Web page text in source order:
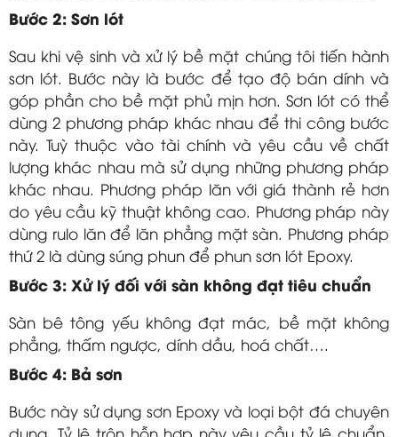
Bước 2: Sơn lót
Sau khi vệ sinh và xử lý bề mặt chúng tôi tiến hành
sơn lót. Bước này là bước để tạo độ bán dính và
góp phần cho bề mặt phủ mịn hơn. Sơn lót có thể
dùng 2 phương pháp khác nhau để thi công bước
này. Tuỳ thuộc vào tài chính và yêu cầu về chất
lượng khác nhau mà sử dụng những phương pháp
khác nhau. Phương pháp lăn với giá thành rẻ hơn
do yêu cầu kỹ thuật không cao. Phương pháp này
dùng rulo lăn để lăn phẳng mặt sàn. Phương pháp
thứ 2 là dùng súng phun để phun sơn lót Epoxy.
Bước 3: Xử lý đối với sàn không đạt tiêu chuẩn
Sàn bê tông yếu không đạt mác, bề mặt không
phẳng, thấm ngược, dính dầu, hoá chất….
Bước 4: Bả sơn
Bước này sử dụng sơn Epoxy và loại bột đá chuyên
dụng. Tỷ lệ trộn hỗn hợp này yêu cầu tỷ lệ chuẩn.